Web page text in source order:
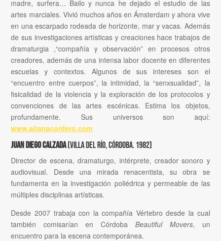
madre, surfera… Bailo y nunca he dejado el estudio de las
artes marciales. Vivió muchos años en Ámsterdam y ahora vive
en una escarpado rodeada de horizonte, mar y vacas. Además
de sus investigaciones artísticas y creaciones hace trabajos de
dramaturgia ,“compañía y observación” en procesos otros
creadores, además de una intensa labor docente en diferentes
escuelas y contextos. Algunos de sus intereses son el
“encuentro entre cuerpos”, la intimidad, la “senxsualidad”, la
fisicalidad de la violencia y la exploración de los protocolos y
convenciones de las artes escénicas. Estima los objetos,
profundamente. Sus universos son aquí:
www.aitanacordero.com
Juan Diego Calzada(Villa del Río, Córdoba. 1982)
Director de escena, dramaturgo, intérprete, creador sonoro y
audiovisual. Desde una mirada renacentista, su obra se
fundamenta en la investigación poliédrica y permeable de las
múltiples disciplinas artísticas.
Desde 2007 trabaja con la compañía Vértebro desde la cual
también comisarían en Córdoba Beautiful Movers, un
encuentro para la escena contemporánea.